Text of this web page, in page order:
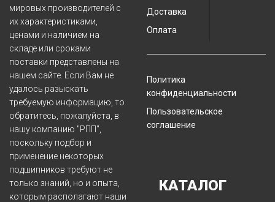
мировых производителей с
их характеристиками,
ценами и наличием на
складе или сроками
поставки представлены на
нашем сайте. Если Вам не
удалось разыскать
требуемую информацию, то
обратитесь, пожалуйста, в
нашу компанию "РПП",
поскольку подбор и
применение некоторых
подшипников требуют не
только знаний, но и опыта,
которым располагают наши
Доставка
Оплата
Политика
конфиденциальности
Пользовательское
соглашение
КАТАЛОГ